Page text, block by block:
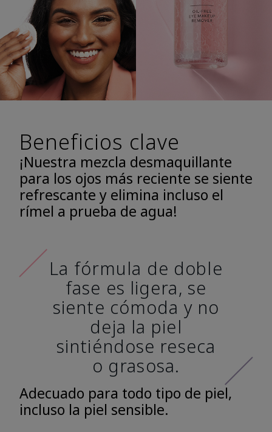
Beneficios clave
¡Nuestra mezcla desmaquillante
para los ojos más reciente se siente
refrescante y elimina incluso el
rímel a prueba de agua!
La fórmula de doble
fase es ligera, se
siente cómoda y no
deja la piel
sintiéndose reseca
o grasosa.
Adecuado para todo tipo de piel,
incluso la piel sensible.